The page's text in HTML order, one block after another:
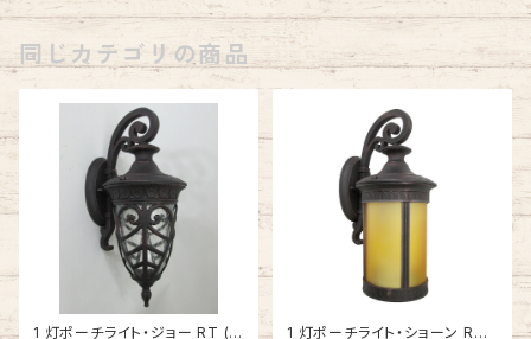
同じカテゴリの商品
1 灯ポーチライト・ジョー RT (ラ
1 灯ポーチライト・ショーン RT